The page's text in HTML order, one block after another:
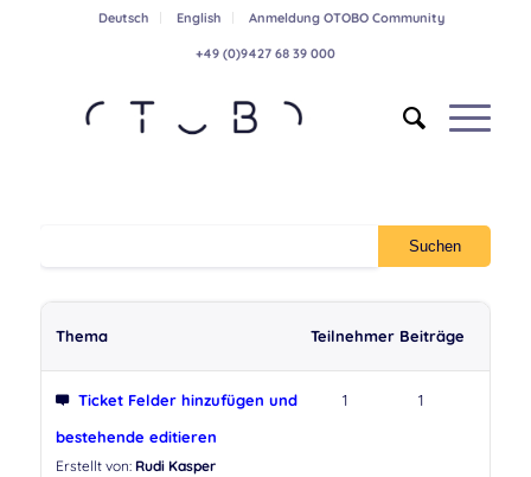
Deutsch English Anmeldung OTOBO Community
+49 (0)9427 68 39 000
Thema Teilnehmer Beiträge
Ticket Felder hinzufügen und
bestehende editieren
Erstellt von: Rudi Kasper
1 1